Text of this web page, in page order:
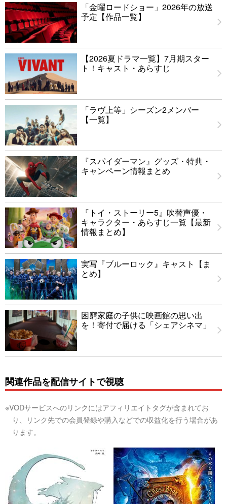
「金曜ロードショー」2026年の放送
予定【作品一覧】
【2026夏ドラマ一覧】7月期スター
ト！キャスト・あらすじ
「ラヴ上等」シーズン2メンバー
【一覧】
『スパイダーマン』グッズ・特典・
キャンペーン情報まとめ
『トイ・ストーリー5』吹替声優・
キャラクター・あらすじ一覧【最新
情報まとめ】
実写『ブルーロック』キャスト【ま
とめ】
困窮家庭の子供に映画館の思い出
を！寄付で届ける「シェアシネマ」
関連作品を配信サイトで視聴
※VODサービスへのリンクにはアフィリエイトタグが含まれてお
り、リンク先での会員登録や購入などでの収益化を行う場合があ
ります。